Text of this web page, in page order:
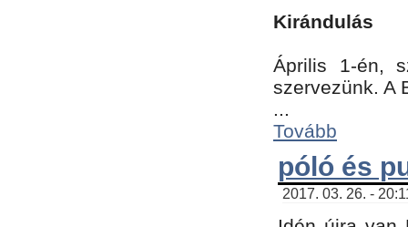
Kirándulás
Április 1-én,
szervezünk. A
...
Tovább
póló és
2017. 03. 26. -